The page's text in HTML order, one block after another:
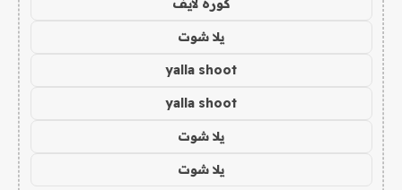
يلا شوت
yalla shoot
yalla shoot
يلا شوت
يلا شوت